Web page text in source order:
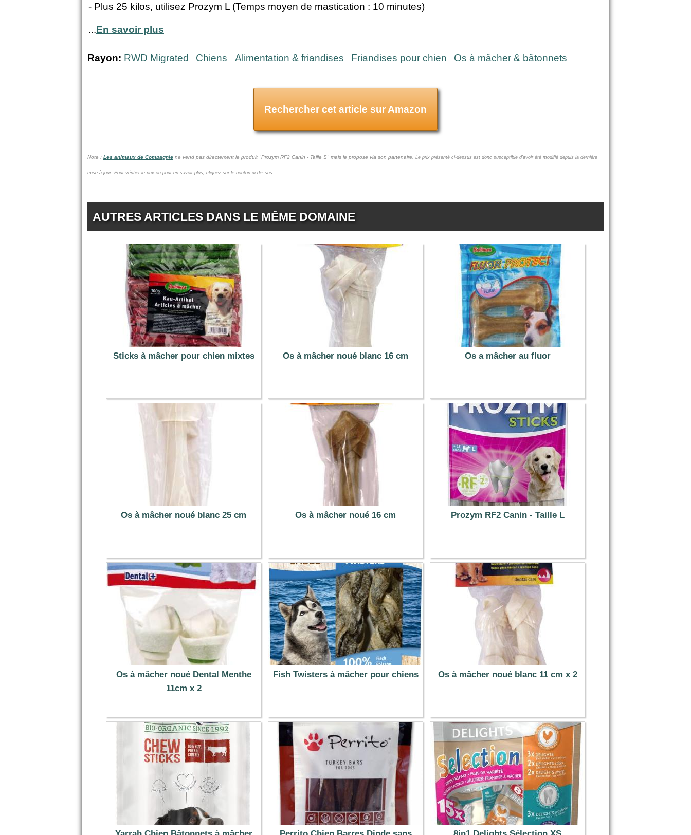
- Plus 25 kilos, utilisez Prozym L (Temps moyen de mastication : 10 minutes)
...En savoir plus
Rayon: RWD Migrated Chiens Alimentation & friandises Friandises pour chien Os à mâcher & bâtonnets
Rechercher cet article sur Amazon
Note : Les animaux de Compagnie ne vend pas directement le produit "Prozym RF2 Canin - Taille S" mais le propose via son partenaire. Le prix présenté ci-dessus est donc susceptible d'avoir été modifié depuis la dernière
mise à jour. Pour vérifier le prix ou pour en savoir plus, cliquez sur le bouton ci-dessus.
AUTRES ARTICLES DANS LE MÊME DOMAINE
Sticks à mâcher pour chien mixtes
6.99 €
Os à mâcher noué blanc 16 cm
2.59 €
Os a mâcher au fluor
2.39 €
Os à mâcher noué blanc 25 cm
7.19 €
Os à mâcher noué 16 cm
1.89 €
Prozym RF2 Canin - Taille L
11.04 €
Os à mâcher noué Dental Menthe
11cm x 2
3.59 €
Fish Twisters à mâcher pour chiens
3.29 €
Os à mâcher noué blanc 11 cm x 2
3.19 €